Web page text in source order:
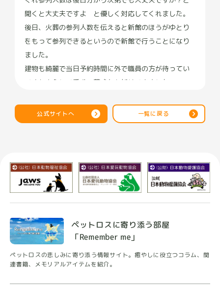
聞くと大丈夫ですよ と優しく対応してくれました。
後日、火葬の参列人数を伝えると新館のほうがゆとり
をもって参列できるというので新館で行うことになり
ました。
建物も綺麗で当日予約時間に外で職員の方が待ってい
てくれ安心して愛犬の葬式をお任せできました
し悲しむ飼い主に寄り添ってくれました。火葬する時
に敷物も3種類から選べて最後に綺麗な敷物に寝かせて
て愛犬が綺麗なお花に包まれ手紙や写真、大好きだっ
た食べ物も一緒に添えられました。火葬終了まで待合
室でお茶を出して戴き、ゆっくり心の整理をし落ち着
いて過ごせました。
拾骨の時も丁寧な説明でお骨も爪、歯、喉仏まで綺麗
にあり本当に丁寧な火葬をして戴き感謝してます。骨
壺も何種類の中から選べました。愛犬を、こちらで葬
式できて本当に良かったと思います。住職様のお話は
公式サイトへ 一覧に戻る
ペットロスに寄り添う部屋
「Remember me」
ペットロスの悲しみに寄り添う情報サイト。癒やしに役立つコラム、関
連書籍、メモリアルアイテムを紹介。